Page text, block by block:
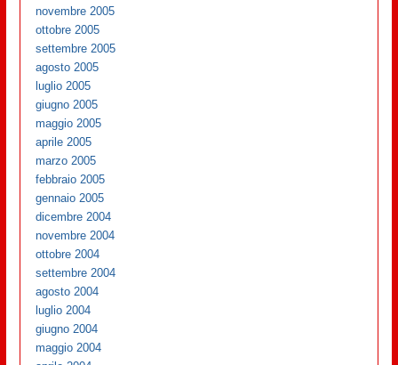
novembre 2005
ottobre 2005
settembre 2005
agosto 2005
luglio 2005
giugno 2005
maggio 2005
aprile 2005
marzo 2005
febbraio 2005
gennaio 2005
dicembre 2004
novembre 2004
ottobre 2004
settembre 2004
agosto 2004
luglio 2004
giugno 2004
maggio 2004